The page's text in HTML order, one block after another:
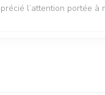
l’attention portée